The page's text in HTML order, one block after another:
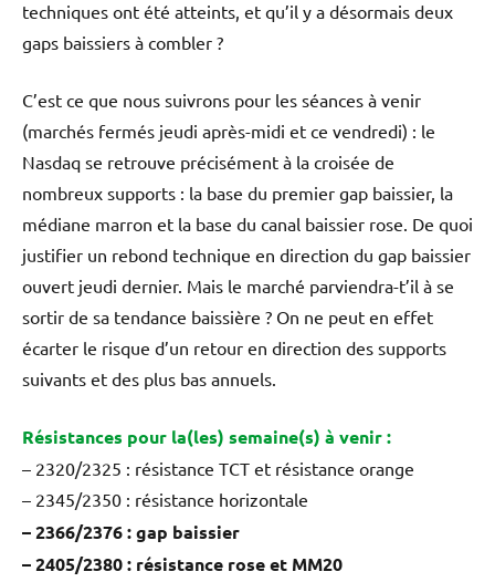
techniques ont été atteints, et qu’il y a désormais deux
gaps baissiers à combler ?
C’est ce que nous suivrons pour les séances à venir
(marchés fermés jeudi après-midi et ce vendredi) : le
Nasdaq se retrouve précisément à la croisée de
nombreux supports : la base du premier gap baissier, la
médiane marron et la base du canal baissier rose. De quoi
justifier un rebond technique en direction du gap baissier
ouvert jeudi dernier. Mais le marché parviendra-t’il à se
sortir de sa tendance baissière ? On ne peut en effet
écarter le risque d’un retour en direction des supports
suivants et des plus bas annuels.
Résistances pour la(les) semaine(s) à venir :
– 2320/2325 : résistance TCT et résistance orange
– 2345/2350 : résistance horizontale
– 2366/2376 : gap baissier
– 2405/2380 : résistance rose et MM20